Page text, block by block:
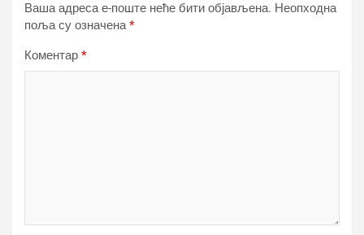
Ваша адреса е-поште неће бити објављена. Неопходна
поља су означена*
Коментар *